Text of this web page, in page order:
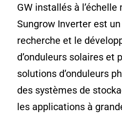
GW installés à l’échelle
Sungrow Inverter est
recherche et le
d’onduleurs solaires et
solutions d’onduleurs
des systèmes de
les applications à